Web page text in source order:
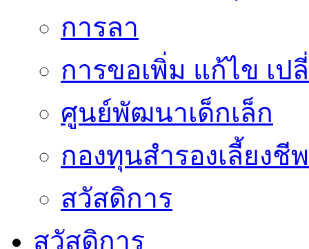
การลา
การขอเพิ่ม แก้ไข เ
ศูนย์พัฒนาเด็กเล็ก
กองทุนสำรองเลี้ยงชีพ
สวัสดิการ
สวัสดิการ